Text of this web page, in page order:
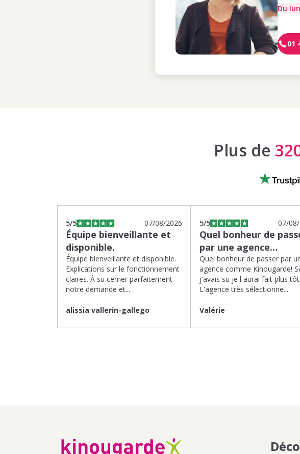
Du
01
Plus de
5/5 07/08/2026
Équipe bienveillante et
disponible.
Équipe bienveillante et disponible.
Explications sur le fonctionnement
claires. À su cerner parfaitement
notre demande et...
alissia vallerin-gallego
5/5 07/
Quel bonheur de
par une agence…
Quel bonheur de passer par
agence comme Kinougarde! Si
j'avais su je l aurai fait plus tôt.
L'agence très sélectionne...
Valérie